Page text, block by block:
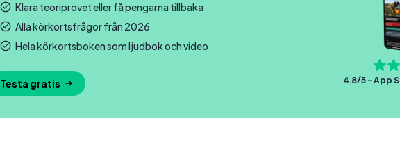
Klara teoriprovet eller få pengarna tillbaka
Alla körkortsfrågor från 2026
Hela körkortsboken som ljudbok och video
Testa gratis 4.8/5 - App